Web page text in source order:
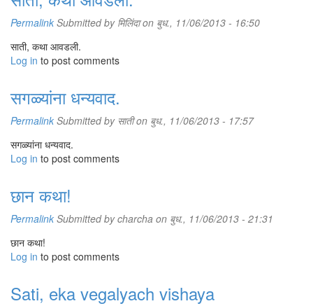
Permalink Submitted by मिलिंदाon बुध., 11/06/2013 - 16:50
साती, कथा आवडली.
Log in to post comments
सगळ्यांना धन्यवाद.
Permalink Submitted by सातीon बुध., 11/06/2013 - 17:57
सगळ्यांना धन्यवाद.
Log in to post comments
छान कथा!
Permalink Submitted bycharcha on बुध., 11/06/2013 - 21:31
छान कथा!
Log in to post comments
Sati, eka vegalyach vishaya